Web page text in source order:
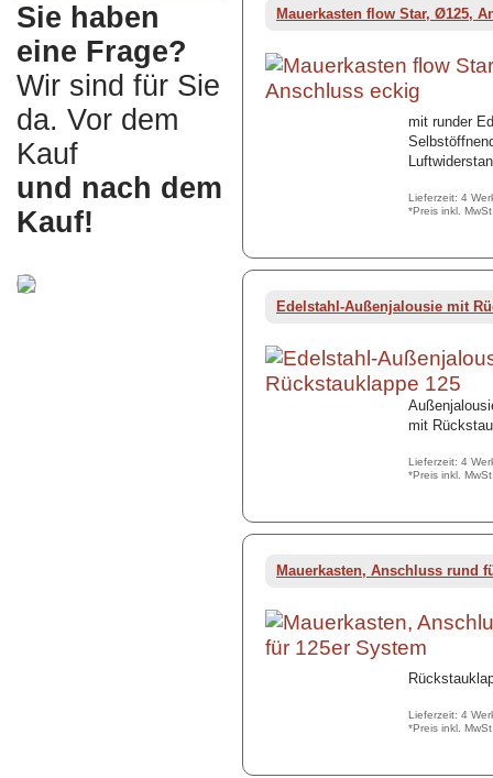
Sie haben
eine Frage?
Wir sind für Sie
da. Vor dem
Kauf
und nach dem
Kauf!
Mauerkasten flow Star, Ø125,
mit runder
Lieferzeit: 4
*Preis inkl.
Edelstahl-Außenjalousie mit
mit
Lieferzeit: 4
*Preis inkl.
Mauerkasten, Anschluss rund
Lieferzeit: 4
*Preis inkl.